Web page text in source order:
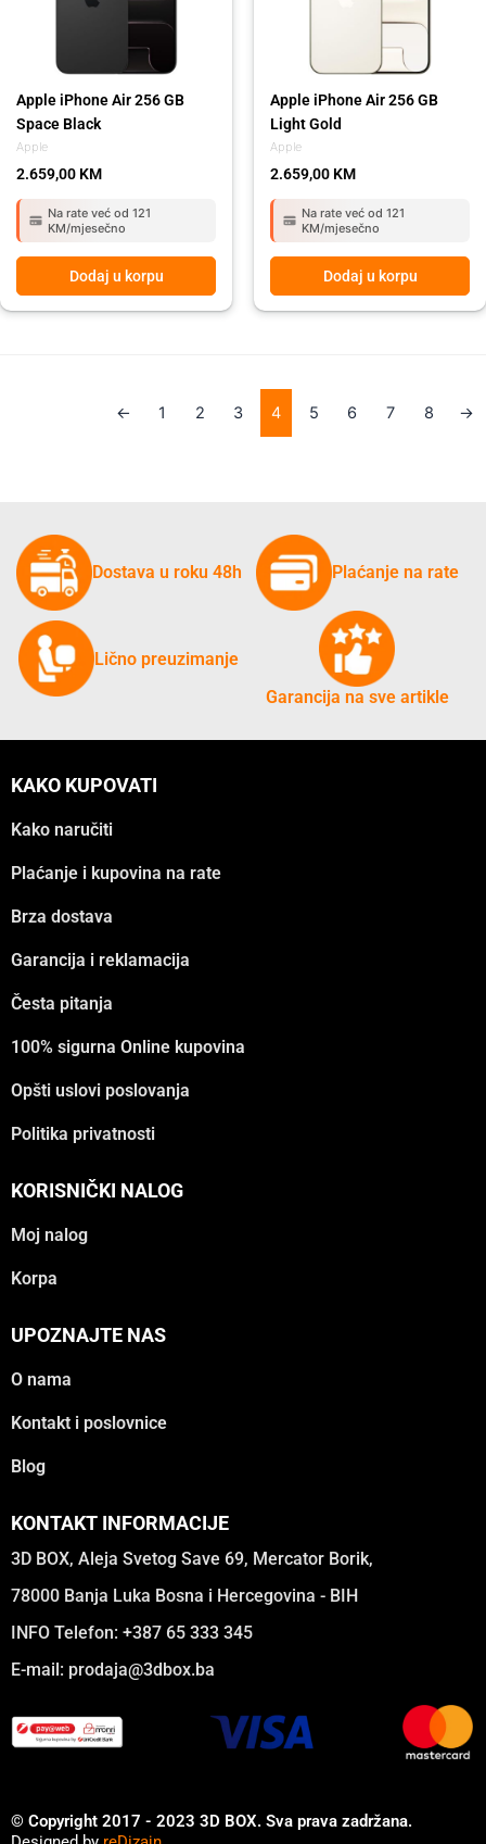
Apple
Apple iPhone Air 256 GB
Space Black
2.659,00 KM
Na rate već od 121
KM/mjesečno
Dodaj u korpu
Apple
Apple iPhone Air 256 GB
Light Gold
2.659,00 KM
Na rate već od 121
KM/mjesečno
Dodaj u korpu
← 1 2 3 4 5 6 7 8 →
Dostava u roku 48h Plaćanje na rate
Lično preuzimanje
Garancija na sve artikle
KAKO KUPOVATI
Kako naručiti
Plaćanje i kupovina na rate
Brza dostava
Garancija i reklamacija
Česta pitanja
100% sigurna Online kupovina
Opšti uslovi poslovanja
Politika privatnosti
KORISNIČKI NALOG
Moj nalog
Korpa
UPOZNAJTE NAS
O nama
Kontakt i poslovnice
Blog
KONTAKT INFORMACIJE
3D BOX, Aleja Svetog Save 69, Mercator Borik,
78000 Banja Luka Bosna i Hercegovina - BIH
INFO Telefon: +387 65 333 345
E-mail: prodaja@3dbox.ba
© Copyright 2017 - 2023 3D BOX. Sva prava zadržana.